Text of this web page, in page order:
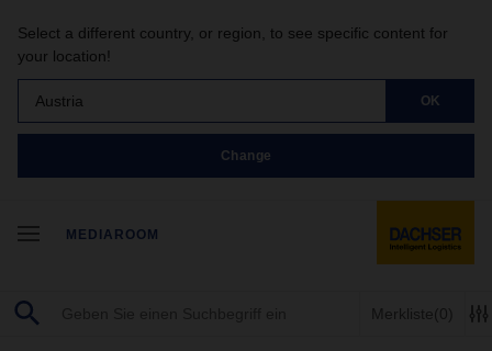
Select a different country, or region, to see specific content for
your location!
Austria OK
Change
MEDIAROOM
Merkliste(0)